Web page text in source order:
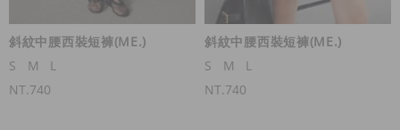
斜紋中腰西裝短褲(ME.)
S
M
L
NT.740
斜紋中腰西裝短褲(ME.)
S
M
L
NT.740